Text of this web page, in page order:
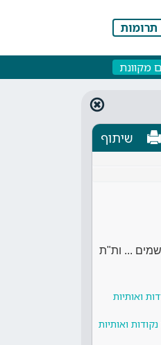
תרומות
מקוונת
שיתוף
שמים ... ות"ת
ואותיות
ואותיות